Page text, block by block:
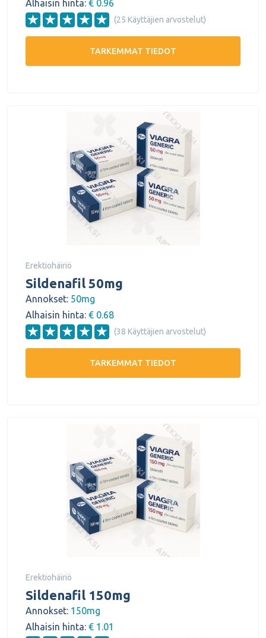
Alhaisin hinta: € 0.96
(25 Käyttäjien arvostelut)
TARKEMMAT TIEDOT
Erektiohäiriö
Sildenafil 50mg
Annokset: 50mg
Alhaisin hinta: € 0.68
(38 Käyttäjien arvostelut)
TARKEMMAT TIEDOT
Erektiohäiriö
Sildenafil 150mg
Annokset: 150mg
Alhaisin hinta: € 1.01